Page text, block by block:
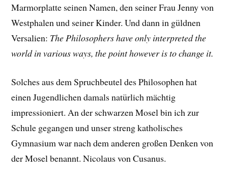
Marmorplatte seinen Namen, den seiner Frau Jenny von
Westphalen und seiner Kinder. Und dann in güldnen
Versalien: The Philosophers have only interpreted the
world in various ways, the point however is to change it.
Solches aus dem Spruchbeutel des Philosophen hat
einen Jugendlichen damals natürlich mächtig
impressioniert. An der schwarzen Mosel bin ich zur
Schule gegangen und unser streng katholisches
Gymnasium war nach dem anderen großen Denken von
der Mosel benannt. Nicolaus von Cusanus.